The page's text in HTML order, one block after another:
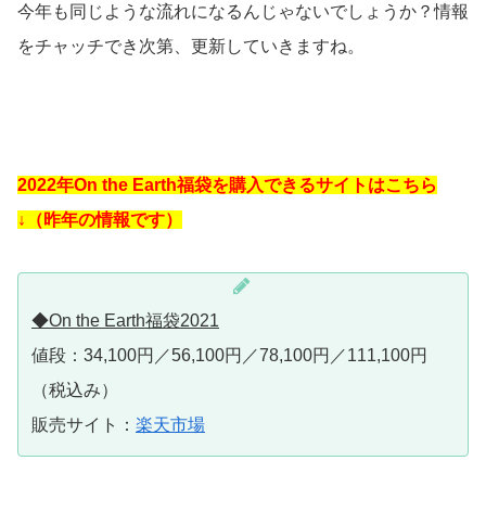
今年も同じような流れになるんじゃないでしょうか？情報
をチャッチでき次第、更新していきますね。
2022年On the Earth福袋を購入できるサイトはこちら
↓（昨年の情報です）
◆On the Earth福袋2021
値段：34,100円／56,100円／78,100円／111,100円
（税込み）
販売サイト： 楽天市場